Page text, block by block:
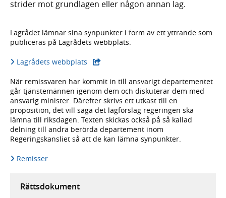
strider mot grundlagen eller någon annan lag.
Lagrådet lämnar sina synpunkter i form av ett yttrande som
publiceras på Lagrådets webbplats.
Lagrådets webbplats
När remissvaren har kommit in till ansvarigt departementet
går tjänstemännen igenom dem och diskuterar dem med
ansvarig minister. Därefter skrivs ett utkast till en
proposition, det vill säga det lagförslag regeringen ska
lämna till riksdagen. Texten skickas också på så kallad
delning till andra berörda departement inom
Regeringskansliet så att de kan lämna synpunkter.
Remisser
Rättsdokument